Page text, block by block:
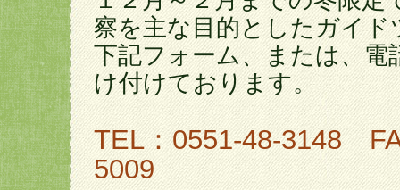
察を主な目的としたガイド
下記フォーム、または、電
け付けております。
TEL：0551-48-3148
5009